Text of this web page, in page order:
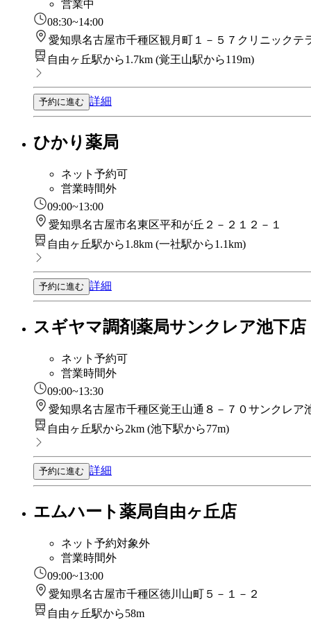
営業中
08:30~14:00
愛知県名古屋市千種区観月町１－５７クリニックテ
自由ヶ丘駅から1.7km (覚王山駅から119m)
予約に進む 詳細
ひかり薬局
ネット予約可
営業時間外
09:00~13:00
愛知県名古屋市名東区平和が丘２－２１２－１
自由ヶ丘駅から1.8km (一社駅から1.1km)
予約に進む 詳細
スギヤマ調剤薬局サンクレア池下店
ネット予約可
営業時間外
09:00~13:30
愛知県名古屋市千種区覚王山通８－７０サンクレア
自由ヶ丘駅から2km (池下駅から77m)
予約に進む 詳細
エムハート薬局自由ヶ丘店
ネット予約対象外
営業時間外
09:00~13:00
愛知県名古屋市千種区徳川山町５－１－２
自由ヶ丘駅から58m